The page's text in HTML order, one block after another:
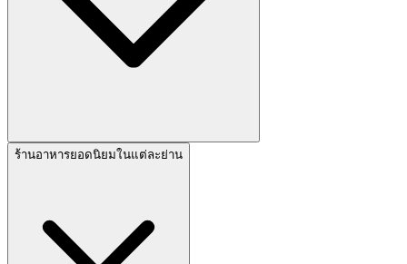
ร้านอาหารยอดนิยมในแต่ละย่าน